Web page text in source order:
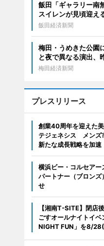
飯田「ギャラリー
スイレンが見頃迎え
飯田経済新聞
梅田・うめきた公
と夜で異なる演出、
梅田経済新聞
プレスリリース
創業40周年を迎えた
テジェネシス メンズ
新たな成長戦略を加速
横浜ビー・コルセアー
パートナー（ブロンズ
せ
【湘南T-SITE】閉店
ごすオールナイトイ
NIGHT FUN」を8/